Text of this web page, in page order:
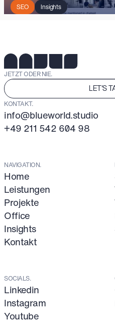
SEO Insights
JETZT ODER NIE.
LET'S
KONTAKT.
info@blueworld.studio
+49 211 542 604 98
NAVIGATION.
Home
Leistungen
Projekte
Office
Insights
Kontakt
SOCIALS.
Linkedin
Instagram
Youtube